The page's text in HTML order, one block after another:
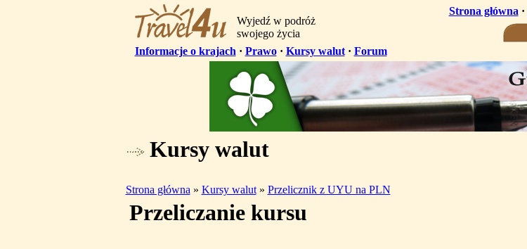
Wyjedź w podróż
swojego życia
Strona główna ·
Informacje o krajach · Prawo· Kursy walut· Forum
Kursy walut
Strona główna » Kursy walut» Przelicznik z UYU na PLN
Przeliczanie kursu